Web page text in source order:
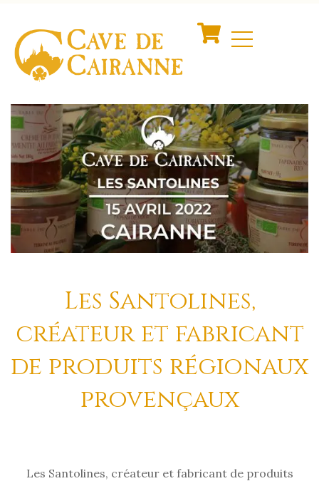
Les Santolines,
créateur et fabricant
de produits régionaux
provençaux
Les Santolines, créateur et fabricant de produits